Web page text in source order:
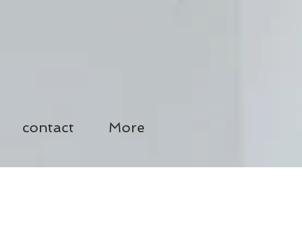
contact More